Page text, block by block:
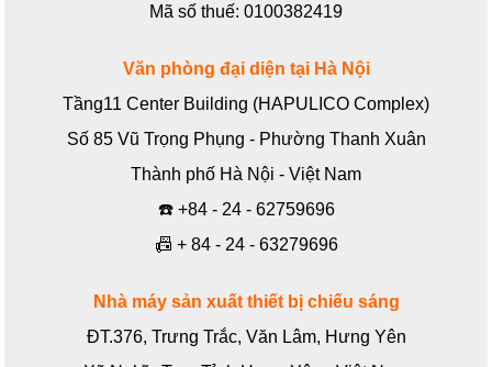
Mã số thuế: 0100382419
Văn phòng đại diện tại Hà Nội
Tầng11 Center Building (HAPULICO Complex)
Số 85 Vũ Trọng Phụng - Phường Thanh Xuân
Thành phố Hà Nội - Việt Nam
☎️ +84 - 24 - 62759696
📠 + 84 - 24 - 63279696
Nhà máy sản xuất thiết bị chiếu sáng
ĐT.376, Trưng Trắc, Văn Lâm, Hưng Yên